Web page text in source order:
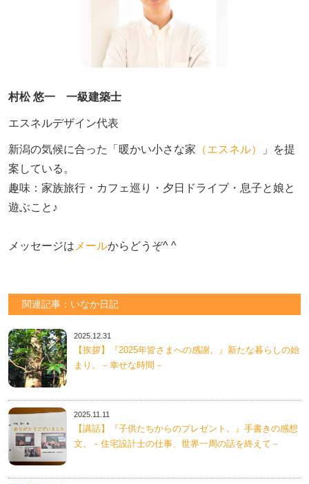
村松 悠一 一級建築士
エスネルデザイン代表
新潟の気候に合った「暖かい小さな家 （エスネル）
」を提
案している。
趣味：家族旅行・カフェ巡り・夕日ドライブ・息子と娘と
遊ぶこと♪
メッセージは メールからどうぞ^ ^
関連記事：いなか日記
2025.12.31
【挨拶】『2025年皆さまへの感謝。』新たな暮らしの始
まり。－幸せな時間－
2025.11.11
【講話】『子供たちからのプレゼント。』手書きの感想
文。－住宅設計士の仕事、世界一周の話を終えて－